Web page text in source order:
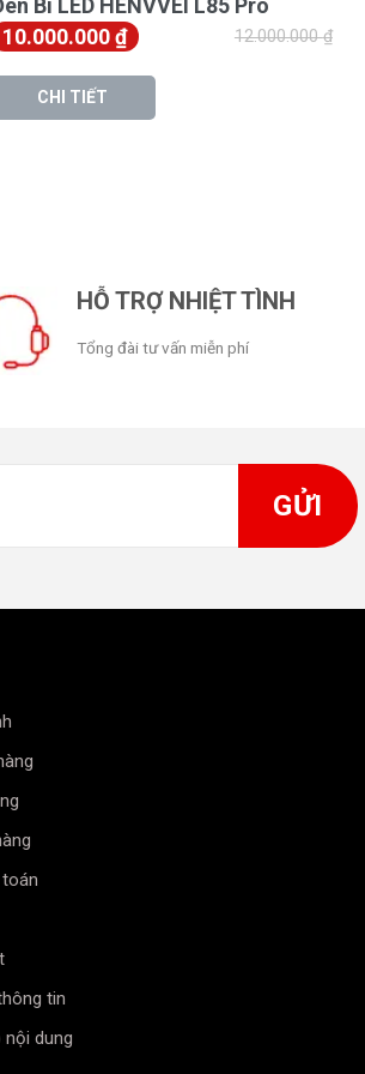
Bi LED HENVVEI L85 Pro
10.000.000₫ 12.000.000₫
CHI TIẾT
HỖ TRỢ NHIỆT TÌNH
Tổng đài tư vấn miễn phí
tin
nội dung